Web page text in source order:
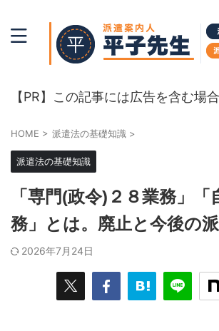
【PR】この記事には広告を含む場
HOME > 派遣法の基礎知識 >
派遣法の基礎知識
「専門(政令)２８業務」「
務」とは。廃止と今後の
2026年7月24日